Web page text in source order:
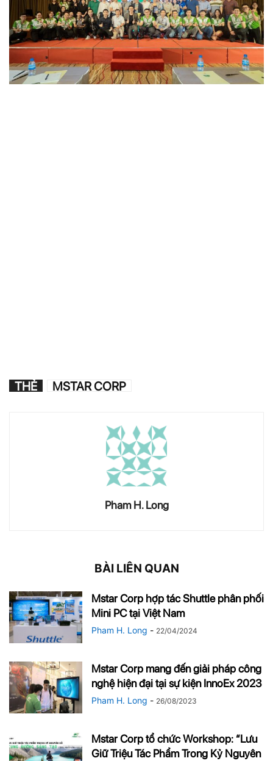
THẺ MSTAR CORP
Pham H. Long
BÀI LIÊN QUAN
Mstar Corp hợp tác Shuttle phân phối
Mini PC tại Việt Nam
Pham H. Long - 22/04/2024
Mstar Corp mang đến giải pháp công
nghệ hiện đại tại sự kiện InnoEx 2023
Pham H. Long - 26/08/2023
Mstar Corp tổ chức Workshop: “Lưu
Giữ Triệu Tác Phẩm Trong Kỷ Nguyên